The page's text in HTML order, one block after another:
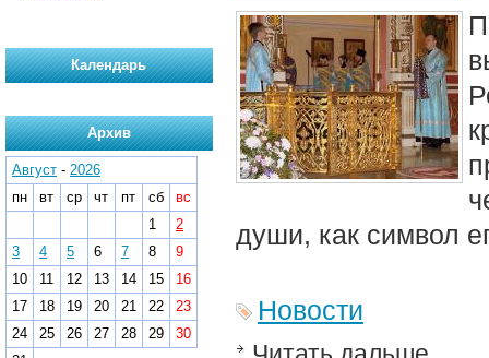
души, как символ
Новости
Календарь
Архив
Август - 2026
пн
вт ср чт пт сб
вс
1
2
3
4 5 6 7 8
9
10
11 12 13 14 15
16
17
18 19 20 21 22
23
24
25 26 27 28 29
30